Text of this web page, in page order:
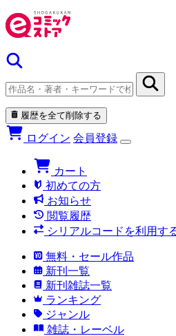
履歴を全て削除する
ログイン 会員登録
カート
初めての方
お知らせ
閲覧履歴
シリアルコードを利用す
無料・セール作品
新刊一覧
新刊雑誌一覧
ランキング
ジャンル
雑誌・レーベル